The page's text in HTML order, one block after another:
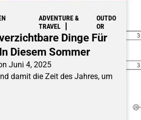
ADVENTURE &
TRAVEL
OUTDO
OR
Dinge Für
Diesem Sommer
Juni 4, 2025
damit die Zeit des Jahres, um